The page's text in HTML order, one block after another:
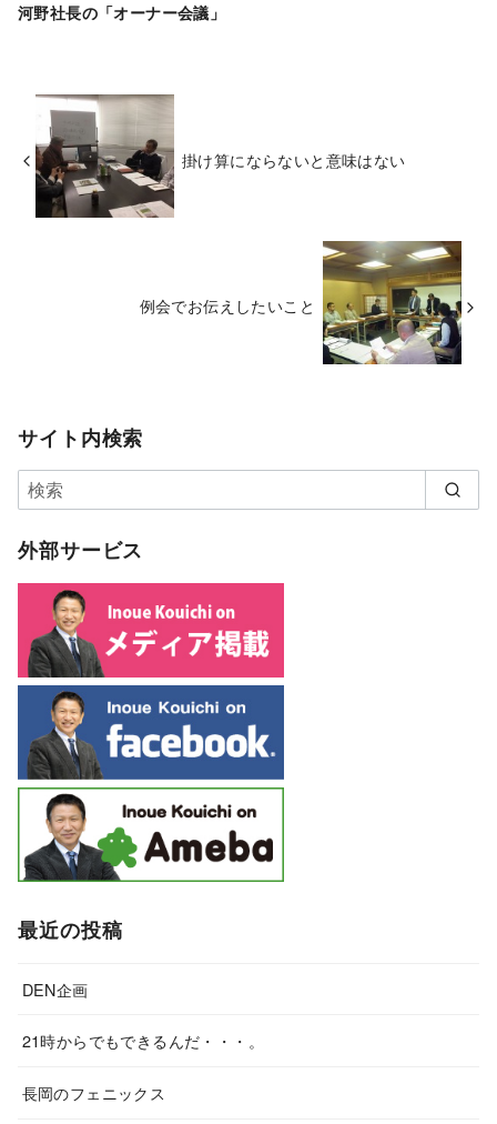
河野社長の「オーナー会議」
掛け算にならないと意味はない
例会でお伝えしたいこと
サイト内検索
外部サービス
最近の投稿
DEN企画
21時からでもできるんだ・・・。
長岡のフェニックス